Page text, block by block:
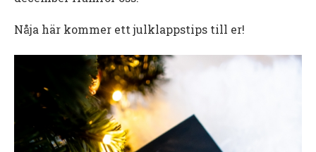
Nåja här kommer ett julklappstips till er!